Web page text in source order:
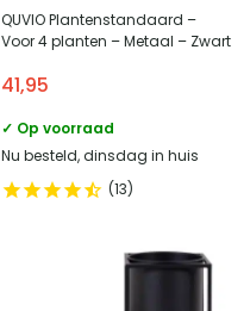
QUVIO Plantenstandaard –
Voor 4 planten – Metaal – Zwart
41,95
✓ Op voorraad
Nu besteld, dinsdag in huis
13